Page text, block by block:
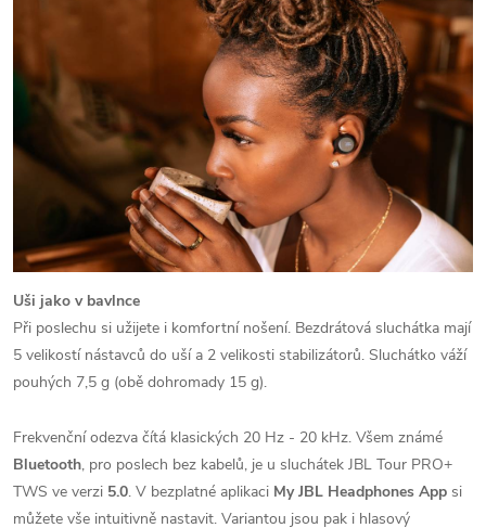
Uši jako v bavlnce
Při poslechu si užijete i komfortní nošení. Bezdrátová sluchátka mají
5 velikostí nástavců do uší a 2 velikosti stabilizátorů. Sluchátko váží
pouhých 7,5 g (obě dohromady 15 g).
Frekvenční odezva čítá klasických 20 Hz - 20 kHz. Všem známé
Bluetooth, pro poslech bez kabelů, je u sluchátek JBL Tour PRO+
TWS ve verzi 5.0. V bezplatné aplikaci My JBL Headphones App si
můžete vše intuitivně nastavit. Variantou jsou pak i hlasový